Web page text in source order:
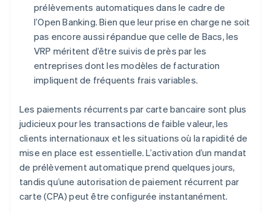
prélèvements automatiques dans le cadre de
l’Open Banking. Bien que leur prise en charge ne soit
pas encore aussi répandue que celle de Bacs, les
VRP méritent d’être suivis de près par les
entreprises dont les modèles de facturation
impliquent de fréquents frais variables.
Les paiements récurrents par carte bancaire sont plus
judicieux pour les transactions de faible valeur, les
clients internationaux et les situations où la rapidité de
mise en place est essentielle. L’activation d’un mandat
de prélèvement automatique prend quelques jours,
tandis qu’une autorisation de paiement récurrent par
carte (CPA) peut être configurée instantanément.